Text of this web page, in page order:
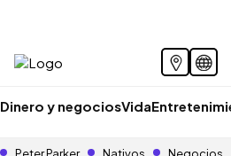
Dinero y negociosVida